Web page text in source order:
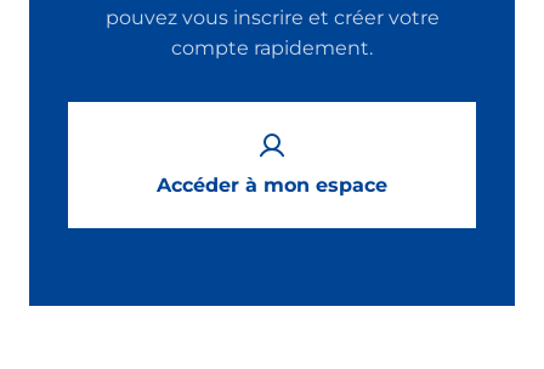
pouvez vous inscrire et créer votre
compte rapidement.
Accéder à mon espace